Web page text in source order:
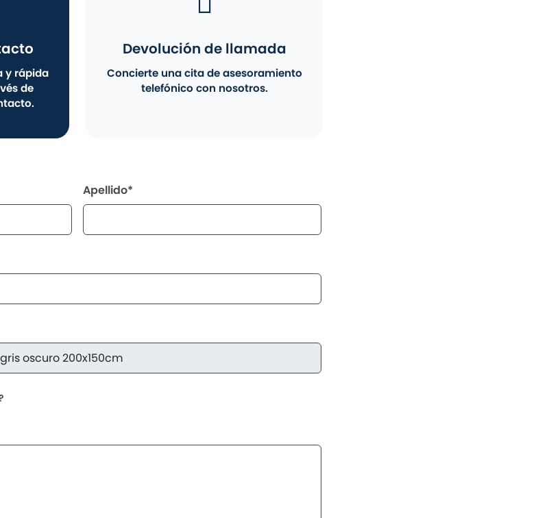
y rápida
de
Devolución de llamada
Concierte una cita de asesoramiento
telefónico con nosotros.
Apellido*